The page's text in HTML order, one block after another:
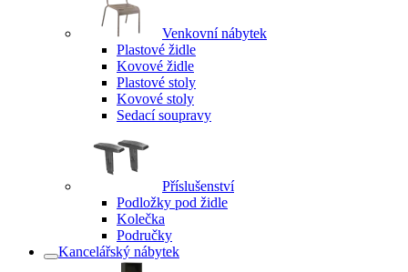
Venkovní nábytek
Plastové židle
Kovové židle
Plastové stoly
Kovové stoly
Sedací soupravy
Příslušenství
Podložky pod židle
Kolečka
Područky
Kancelářský nábytek